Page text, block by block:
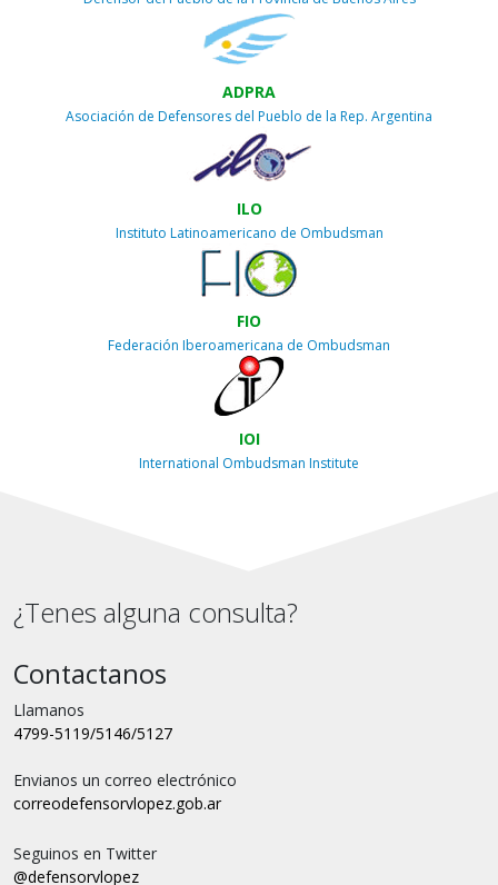
ADPRA
Asociación de Defensores del Pueblo de la Rep. Argentina
ILO
Instituto Latinoamericano de Ombudsman
FIO
Federación Iberoamericana de Ombudsman
IOI
International Ombudsman Institute
¿Tenes alguna consulta?
Contactanos
Llamanos
4799-5119/5146/5127
Envianos un correo electrónico
correodefensorvlopez.gob.ar
Seguinos en Twitter
@defensorvlopez